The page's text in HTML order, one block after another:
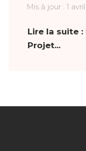
Mis à jour : 1
Lire la suite
Projet...